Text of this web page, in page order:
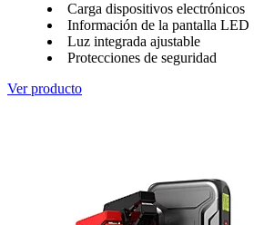
Carga dispositivos electrónicos
Información de la pantalla LED
Luz integrada ajustable
Protecciones de seguridad
Ver producto